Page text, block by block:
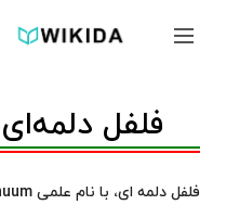
جمع و باز کردن نوار کناری
فلفل دلمه‌ای